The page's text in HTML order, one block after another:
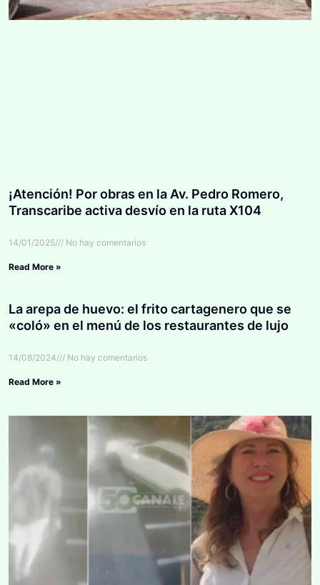
¡Atención! Por obras en la Av. Pedro Romero,
Transcaribe activa desvío en la ruta X104
14/01/2025 No hay comentarios
Read More »
La arepa de huevo: el frito cartagenero que se
«coló» en el menú de los restaurantes de lujo
14/08/2024 No hay comentarios
Read More »